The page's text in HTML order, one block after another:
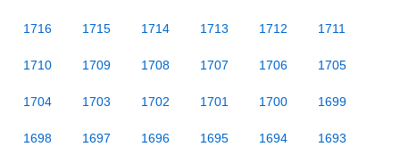
1716 1715 1714 1713 1712 1711
1710 1709 1708 1707 1706 1705
1704 1703 1702 1701 1700 1699
1698 1697 1696 1695 1694 1693